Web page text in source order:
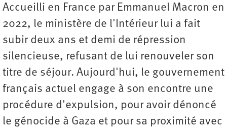
Accueilli en France par Emmanuel Macron en
2022, le ministère de l'Intérieur lui a fait
subir deux ans et demi de répression
silencieuse, refusant de lui renouveler son
titre de séjour. Aujourd'hui, le gouvernement
français actuel engage à son encontre une
procédure d'expulsion, pour avoir dénoncé
le génocide à Gaza et pour sa proximité avec